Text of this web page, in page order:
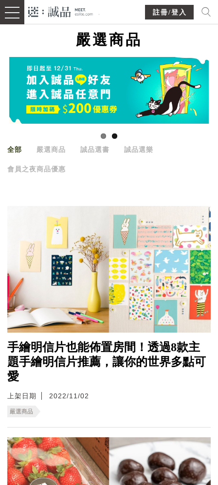
註冊/登入
嚴選商品
全部 嚴選商品 誠品選書 誠品選樂
會員之夜商品優惠
手繪明信片也能佈置房間！透過8款主
題手繪明信片推薦，讓你的世界多點可
愛
上架日期 2022/11/02
嚴選商品